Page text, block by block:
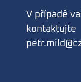
V případě
kontaktujte